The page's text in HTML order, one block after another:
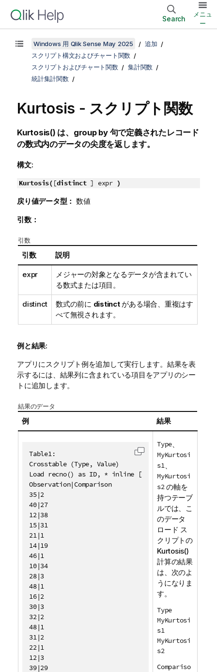
Search
メニュ
ー
Windows 用 Qlik Sense May 2025
追加
スクリプト構文およびチャート関数
スクリプトおよびチャート関数
集計関数
統計集計関数
Kurtosis - スクリプト関数
Kurtosis() は、 group by句で定義されたレコード
の数式内のデータの尖度を返します。
構文:
Kurtosis( [distinct] expr )
戻り値データ型： 数値
引数：
引数
引数 説明
expr
メジャーの対象となるデータが含まれてい
る数式または項目。
distinct 数式の前に distinctがある場合、重複はす
べて無視されます。
例と結果:
アプリにスクリプト例を追加して実行します。結果を表
示するには、結果列に含まれている項目をアプリのシー
トに追加します。
結果のデータ
例 結果
Table1:
Crosstable (Type, Value)
Load recno() as ID, * inline [
Observation|Comparison
35|2
40|27
12|38
15|31
21|1
14|19
46|1
10|34
28|3
48|1
16|2
30|3
32|2
48|1
31|2
22|1
12|3
39|29
コードをクリップボー
Type、
MyKurtosi
s1、
MyKurtosi
s2の軸を
持つテーブ
ルでは、こ
のデータ
ロード ス
クリプトの
Kurtosis()
計算の結果
は、次のよ
うになりま
す。
Type
MyKurtosi
s1
MyKurtosi
s2
Compariso